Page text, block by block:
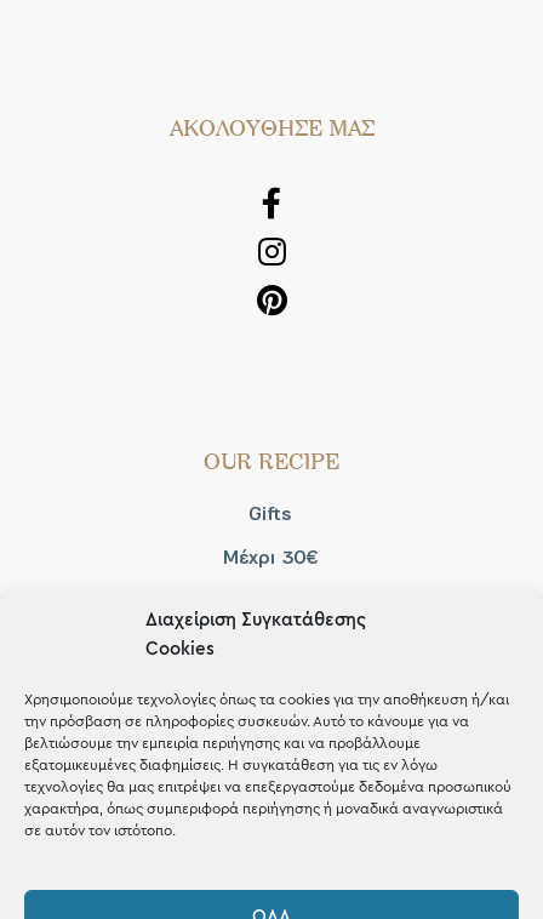
Διαχείριση Συγκατάθεσης
Cookies
Χρησιμοποιούμε τεχνολογίες όπως τα cookies για την αποθήκευση ή/και
την πρόσβαση σε πληροφορίες συσκευών. Αυτό το κάνουμε για να
βελτιώσουμε την εμπειρία περιήγησης και να προβάλλουμε
εξατομικευμένες διαφημίσεις. Η συγκατάθεση για τις εν λόγω
τεχνολογίες θα μας επιτρέψει να επεξεργαστούμε δεδομένα προσωπικού
χαρακτήρα, όπως συμπεριφορά περιήγησης ή μοναδικά αναγνωριστικά
σε αυτόν τον ιστότοπο.
AΚΟΛΟΥΘΗΣΕ ΜΑΣ
OUR RECIPE
Gifts
Μέχρι 30€
Shop the look
ΚΑΤΑΣΤΗΜΑ
2421 217300